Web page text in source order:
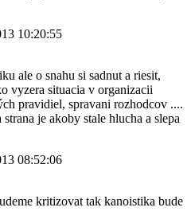
10:20:55
ale o snahu si sadnut a riesit,
vyzera situacia v organizacii
pravidiel, spravani rozhodcov ....
je akoby stale hlucha a slepa
08:52:06
kritizovat tak kanoistika bude